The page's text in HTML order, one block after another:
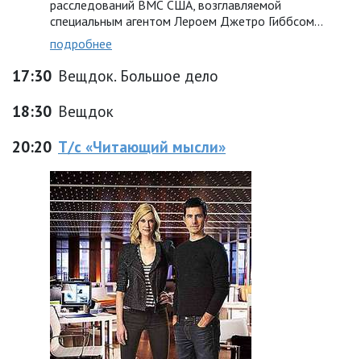
расследований ВМС США, возглавляемой
специальным агентом Лероем Джетро Гиббсом…
подробнее
17:30 Вещдок. Большое дело
18:30 Вещдок
20:20 Т/с «Читающий мысли»